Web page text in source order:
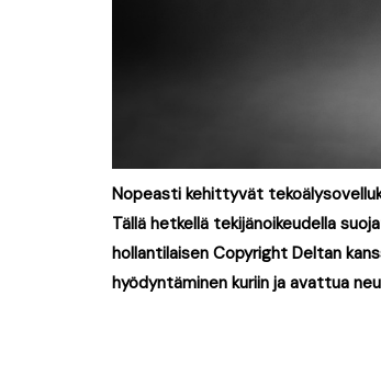
Nopeasti kehittyvät
Tällä hetkellä tekijänoikeudella
hollantilaisen Copyright Deltan
hyödyntäminen kuriin ja avattua